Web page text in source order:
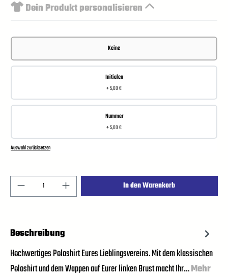
Dein Produkt personalisieren
Keine
Initialen
+ 5,00 €
Nummer
+ 5,00 €
Auswahl zurücksetzen
In den Warenkorb
Beschreibung
Hochwertiges Poloshirt Eures Lieblingsvereins. Mit dem klassischen
Poloshirt und dem Wappen auf Eurer linken Brust macht Ihr…Mehr